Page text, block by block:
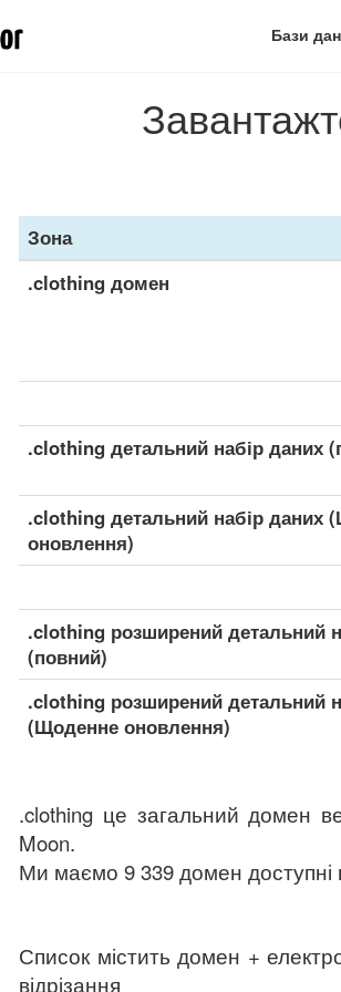
Бази
Зона
.clothing домен
.clothing детальний набір даних
.clothing детальний набір даних
оновлення)
.clothing розширений детальний
(повний)
.clothing розширений детальний
(Щоденне оновлення)
.clothing це загальний домен
Moon.
Ми маємо 9 339 домен доступні
Список містить домен +
відрізання